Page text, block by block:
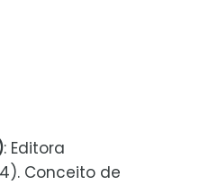
: Editora
Conceito de